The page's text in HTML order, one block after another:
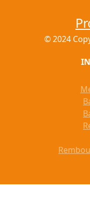
© 2024